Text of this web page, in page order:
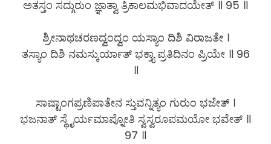
ಅತಸ್ತಂ ಸದ್ಗುರುಂ ಜ್ಞಾತ್ವಾ ತ್ರಿಕಾಲಮಭಿವಾದಯೇತ್ ॥ 95 ॥
ಶ್ರೀನಾಥಚರಣದ್ವಂದ್ವಂ ಯಸ್ಯಾಂ ದಿಶಿ ವಿರಾಜತೇ ।
ತಸ್ಯಾಂ ದಿಶಿ ನಮಸ್ಕುರ್ಯಾತ್ ಭಕ್ತ್ಯಾ ಪ್ರತಿದಿನಂ ಪ್ರಿಯೇ ॥ 96
॥
ಸಾಷ್ಟಾಂಗಪ್ರಣಿಪಾತೇನ ಸ್ತುವನ್ನಿತ್ಯಂ ಗುರುಂ ಭಜೇತ್ ।
ಭಜನಾತ್ ಸ್ಥೈರ್ಯಮಾಪ್ನೋತಿ ಸ್ವಸ್ವರೂಪಮಯೋ ಭವೇತ್ ॥
97 ॥